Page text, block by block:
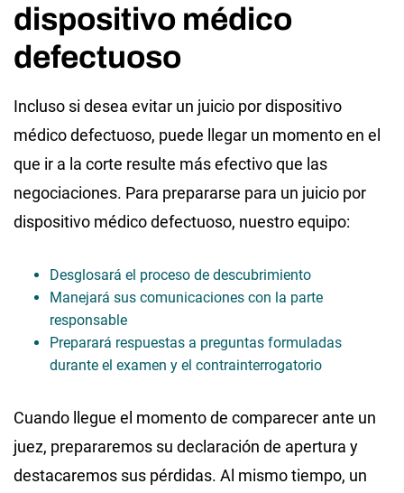
dispositivo médico
defectuoso
Incluso si desea evitar un juicio por dispositivo
médico defectuoso, puede llegar un momento en el
que ir a la corte resulte más efectivo que las
negociaciones. Para prepararse para un juicio por
dispositivo médico defectuoso, nuestro equipo:
Desglosará el proceso de descubrimiento
Manejará sus comunicaciones con la parte
responsable
Preparará respuestas a preguntas formuladas
durante el examen y el contrainterrogatorio
Cuando llegue el momento de comparecer ante un
juez, prepararemos su declaración de apertura y
destacaremos sus pérdidas. Al mismo tiempo, un